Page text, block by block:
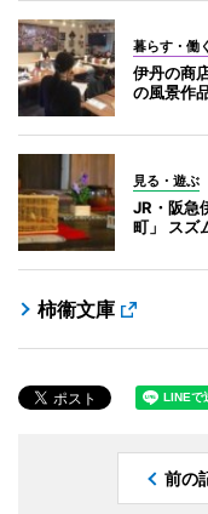
暮らす・働く
伊丹の商
の風景作
見る・遊ぶ
JR・阪急
町」 スズ
柿衞文庫
前の